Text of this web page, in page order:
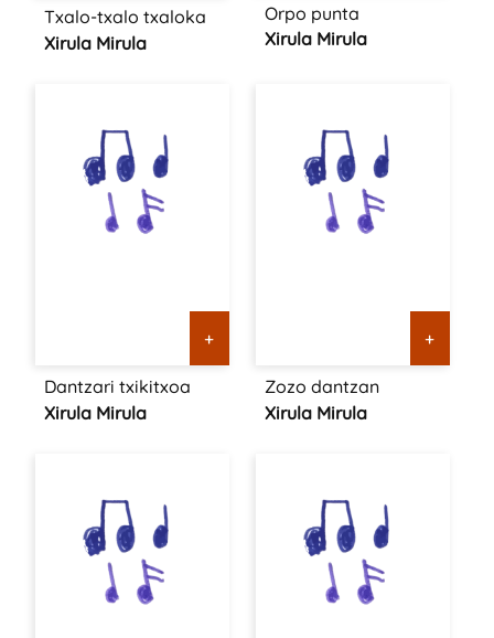
Txalo-txalo txaloka
Xirula Mirula
Orpo punta
Xirula Mirula
+
Dantzari txikitxoa
Xirula Mirula
+
Zozo dantzan
Xirula Mirula